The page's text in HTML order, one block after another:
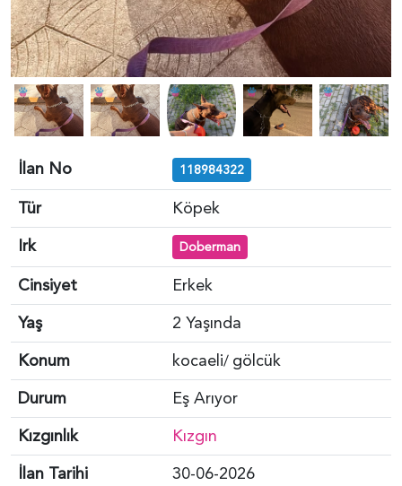
İlan No 118984322
Tür
Köpek
Irk
Doberman
Cinsiyet
Erkek
Yaş
2 Yaşında
Konum
kocaeli/ gölcük
Durum
Eş Arıyor
Kızgınlık
Kızgın
İlan Tarihi
30-06-2026